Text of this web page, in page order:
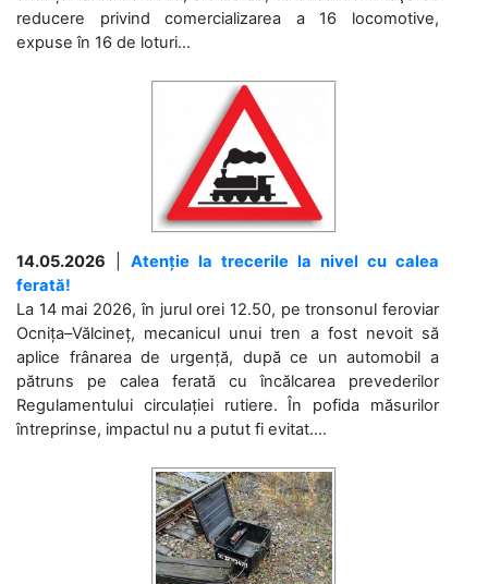
reducere privind comercializarea a 16 locomotive,
expuse în 16 de loturi...
14.05.2026
Atenție la trecerile la nivel cu calea
ferată!
La 14 mai 2026, în jurul orei 12.50, pe tronsonul feroviar
Ocnița–Vălcineț, mecanicul unui tren a fost nevoit să
aplice frânarea de urgență, după ce un automobil a
pătruns pe calea ferată cu încălcarea prevederilor
Regulamentului circulației rutiere. În pofida măsurilor
întreprinse, impactul nu a putut fi evitat....